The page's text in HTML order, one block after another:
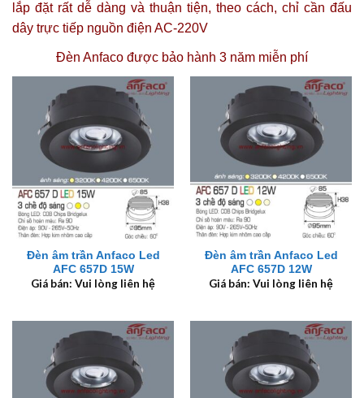
lắp đặt rất dễ dàng và thuận tiện, theo cách, chỉ cần đấu
dây trực tiếp nguồn điện AC-220V
Đèn Anfaco được bảo hành 3 năm miễn phí
Đèn âm trần Anfaco Led
AFC 657D 15W
Giá bán: Vui lòng liên hệ
Đèn âm trần Anfaco Led
AFC 657D 12W
Giá bán: Vui lòng liên hệ